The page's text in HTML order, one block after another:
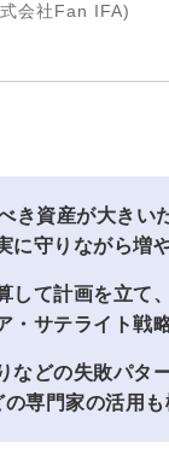
会社Fan IFA)
き資産が大きい
に守りながら増
して計画を立て
・サテライト戦
などの失敗パタ
専門家の活用も